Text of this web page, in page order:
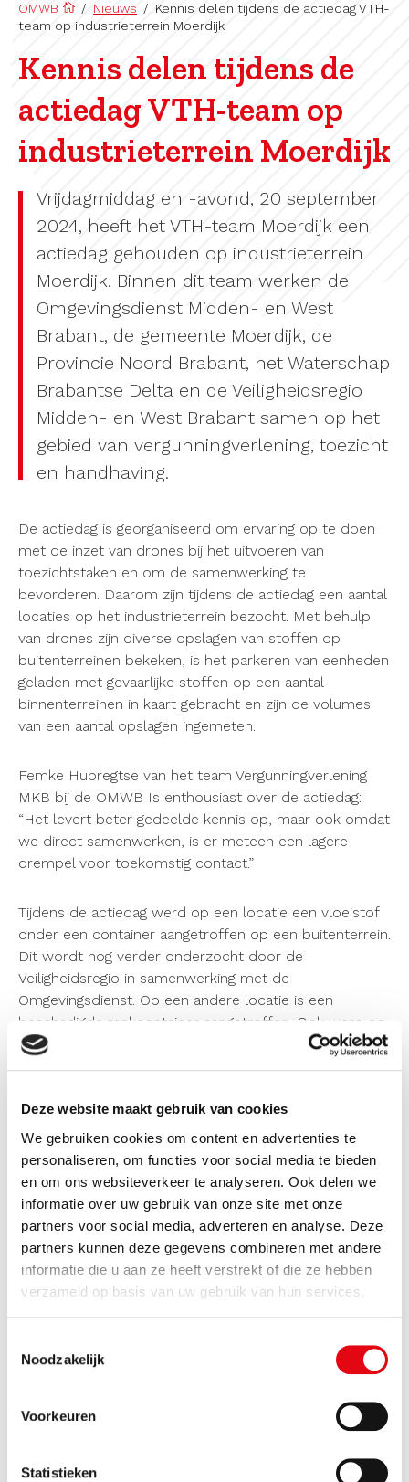
Deze website maakt gebruik van cookies
We gebruiken cookies om content en advertenties te
personaliseren, om functies voor social media te bieden
en om ons websiteverkeer te analyseren. Ook delen we
informatie over uw gebruik van onze site met onze
partners voor social media, adverteren en analyse. Deze
partners kunnen deze gegevens combineren met andere
informatie die u aan ze heeft verstrekt of die ze hebben
verzameld op basis van uw gebruik van hun services.
Noodzakelijk
Voorkeuren
Statistieken
OMWB / Nieuws / Kennis delen tijdens de actiedag VTH-
team op industrieterrein Moerdijk
Kennis delen tijdens de
actiedag VTH-team op
industrieterrein Moerdijk
Vrijdagmiddag en -avond, 20 september
2024, heeft het VTH-team Moerdijk een
actiedag gehouden op industrieterrein
Moerdijk. Binnen dit team werken de
Omgevingsdienst Midden- en West
Brabant, de gemeente Moerdijk, de
Provincie Noord Brabant, het Waterschap
Brabantse Delta en de Veiligheidsregio
Midden- en West Brabant samen op het
gebied van vergunningverlening, toezicht
en handhaving.
De actiedag is georganiseerd om ervaring op te doen
met de inzet van drones bij het uitvoeren van
toezichtstaken en om de samenwerking te
bevorderen. Daarom zijn tijdens de actiedag een aantal
locaties op het industrieterrein bezocht. Met behulp
van drones zijn diverse opslagen van stoffen op
buitenterreinen bekeken, is het parkeren van eenheden
geladen met gevaarlijke stoffen op een aantal
binnenterreinen in kaart gebracht en zijn de volumes
van een aantal opslagen ingemeten.
Femke Hubregtse van het team Vergunningverlening
MKB bij de OMWB Is enthousiast over de actiedag:
“Het levert beter gedeelde kennis op, maar ook omdat
we direct samenwerken, is er meteen een lagere
drempel voor toekomstig contact.”
Tijdens de actiedag werd op een locatie een vloeistof
onder een container aangetroffen op een buitenterrein.
Dit wordt nog verder onderzocht door de
Veiligheidsregio in samenwerking met de
Omgevingsdienst. Op een andere locatie is een
beschadigde tankcontainer aangetroffen. Ook werd op
een aantal locaties opslag van materialen aangetroffen
die mogelijk strijdig zijn met het geldende
vanuit deze actiedag worden opgepakt door de
organisatie die bevoegd gezag is voor de situatie.